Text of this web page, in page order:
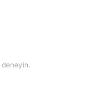
deneyin.